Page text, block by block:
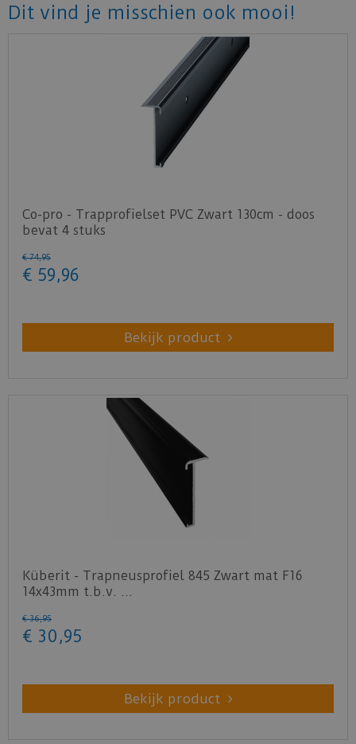
Dit vind je misschien ook mooi!
Co-pro - Trapprofielset PVC Zwart 130cm - doos
bevat 4 stuks
€ 74,95
€ 59,96
Bekijk product
Küberit - Trapneusprofiel 845 Zwart mat F16
14x43mm t.b.v. …
€ 36,95
€ 30 ,95
Bekijk product